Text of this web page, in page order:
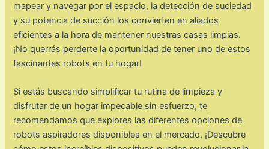
mapear y navegar por el espacio, la detección de suciedad
y su potencia de succión los convierten en aliados
eficientes a la hora de mantener nuestras casas limpias.
¡No querrás perderte la oportunidad de tener uno de estos
fascinantes robots en tu hogar!
Si estás buscando simplificar tu rutina de limpieza y
disfrutar de un hogar impecable sin esfuerzo, te
recomendamos que explores las diferentes opciones de
robots aspiradores disponibles en el mercado. ¡Descubre